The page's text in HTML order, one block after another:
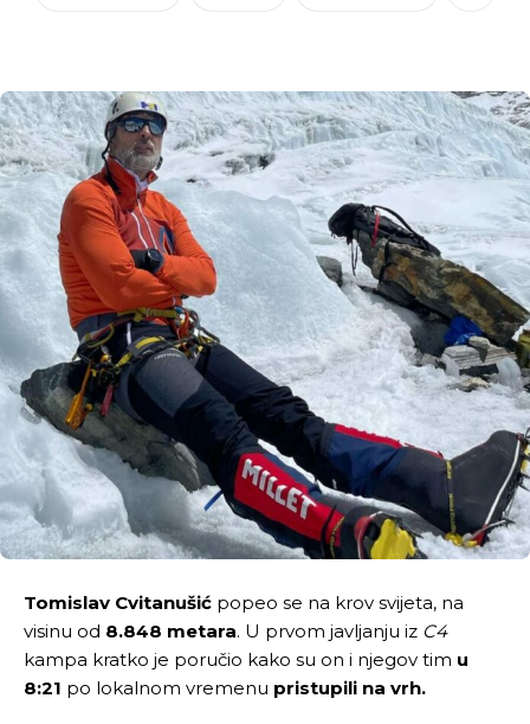
Tomislav Cvitanušić popeo se na krov svijeta, na
visinu od 8.848 metara. U prvom javljanju iz C4
kampa kratko je poručio kako su on i njegov tim u
8:21 po lokalnom vremenu pristupili na vrh.